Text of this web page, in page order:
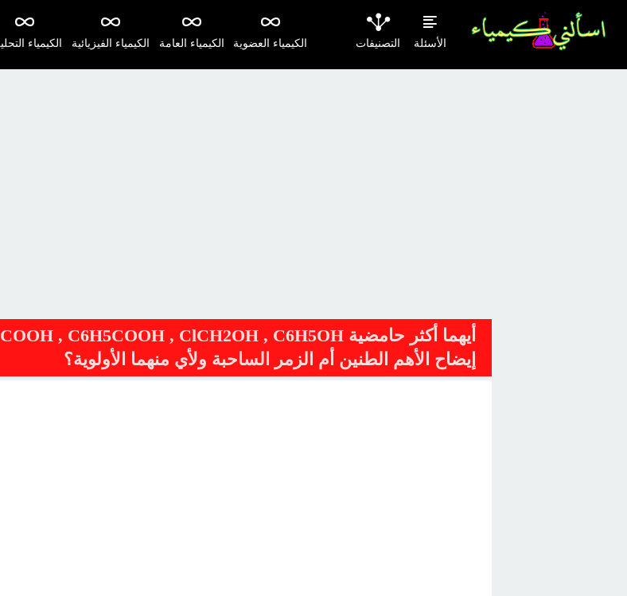
الأسئلة التصنيفات الكيمياء الكيمياء الفيزيائية الكيمياء العامة الكيمياء العضوية
إيضاح الأهم الطنين أم الزمر الساحبة ولأي منهما الأولوية؟